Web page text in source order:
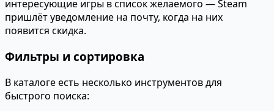
интересующие игры в список желаемого — Steam
пришлёт уведомление на почту, когда на них
появится скидка.
Фильтры и сортировка
В каталоге есть несколько инструментов для
быстрого поиска: